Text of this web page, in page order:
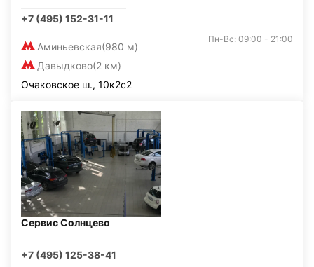
+7 (495) 152-31-11
Аминьевская(980 м)
Давыдково(2 км)
Пн-Вс: 09:00 - 21:00
Очаковское ш., 10к2с2
Сервис Солнцево
+7 (495) 125-38-41